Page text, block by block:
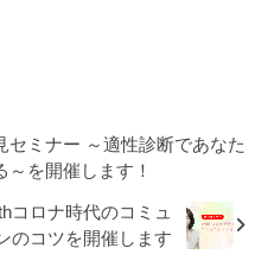
セミナー ～適性診断であなた
を開催します！
コロナ時代のコミュ
のコツを開催します